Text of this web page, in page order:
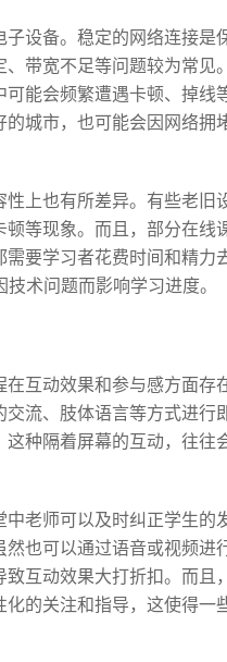
设备。稳定的网络连接是
带宽不足等问题较为常见
能会频繁遭遇卡顿、掉线
城市，也可能会因网络拥
上也有所差异。有些老旧
等现象。而且，部分在线
要学习者花费时间和精力
术问题而影响学习进度。
互动效果和参与感方面存
流、肢体语言等方式进行
种隔着屏幕的互动，往往
老师可以及时纠正学生的
也可以通过语音或视频进
互动效果大打折扣。而且
的关注和指导，这使得一